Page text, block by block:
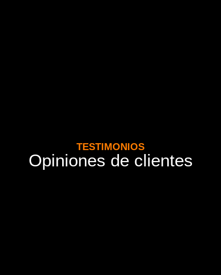
TESTIMONIOS
Opiniones de clientes